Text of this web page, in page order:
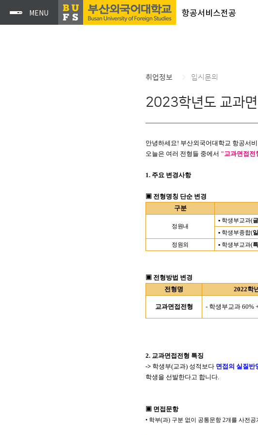
항공서비스전공
취업정보 입시문의
2023학년도 교과
안녕하세요! 부산외국어대학교 항공서
오늘은 여러 전형들 중에서 "교과면접전
1. 주요 변경사항
▣ 전형명칭 단순 변경
구분
정원내
▪ 학생부교과(
▪ 학생부종합(
정원외
▪ 학생부교과(
▣ 전형방법 변경
전형명
2022학
교과면접전형 - 학생부교과60%
2. 교과면접전형 특징
-> 학생부(교과) 성적보다 면접의 실질반
학생을 선발한다고 합니다.
▣ 면접문항
• 학부(과) 구분 없이 공통문항 2개를 사전공